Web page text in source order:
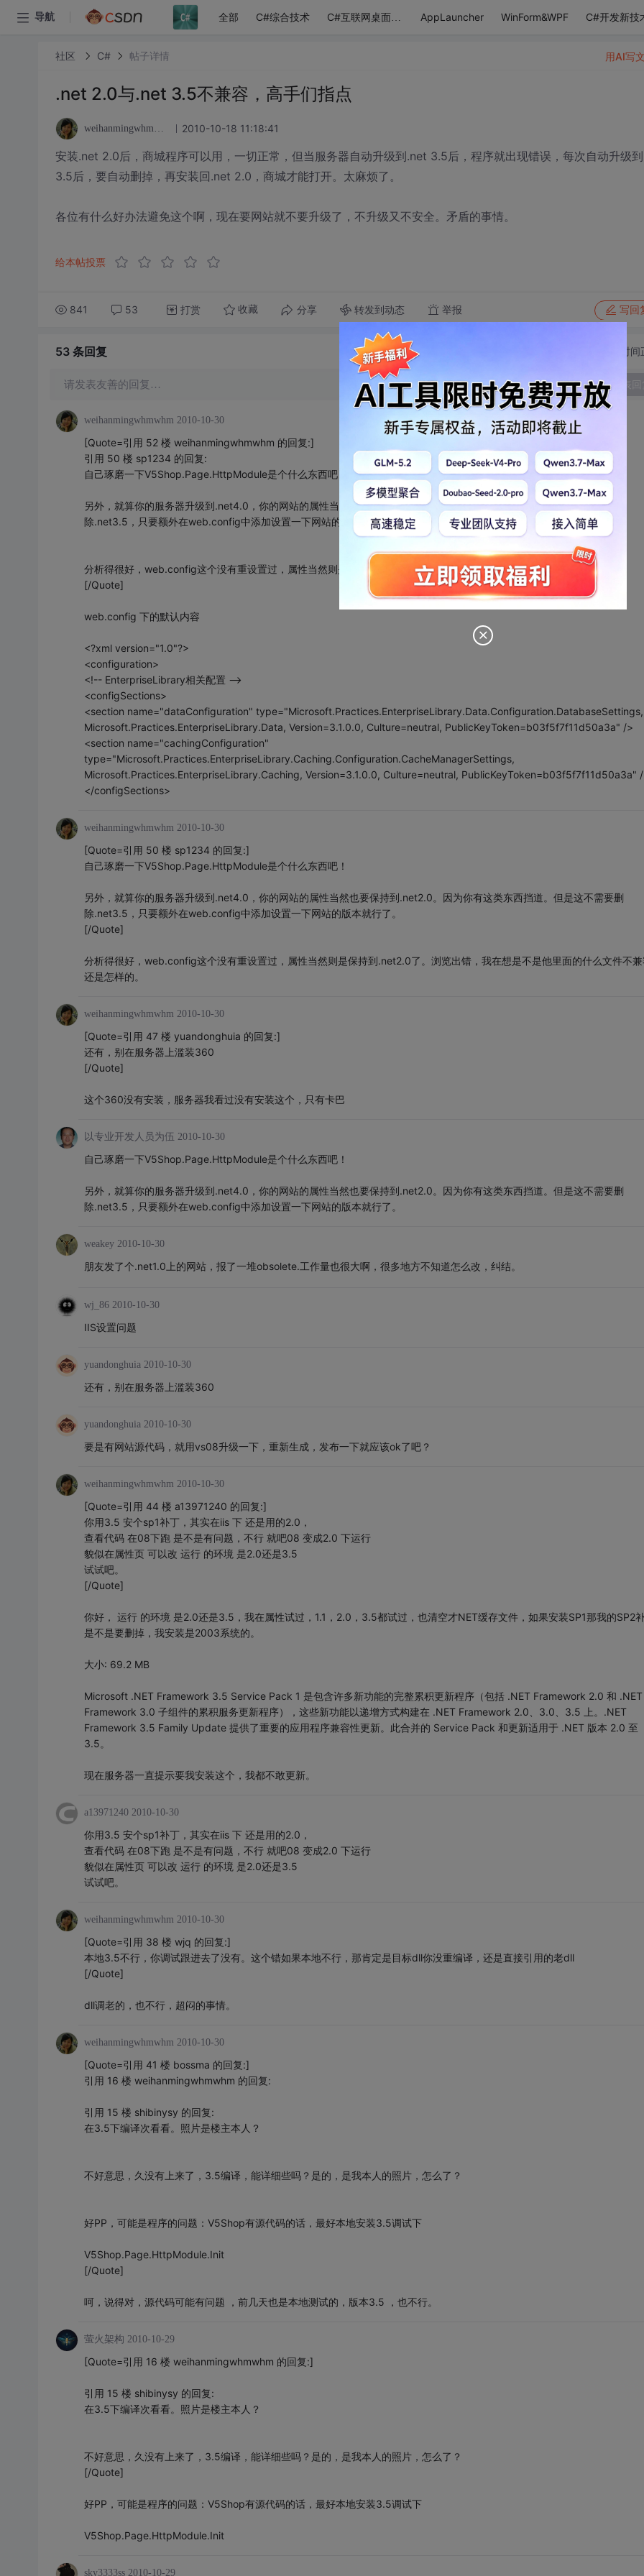
导航 全部 C#综合技术 C#互联网桌面应用 AppLauncher WinForm&WPF C#开发新技
社区 C# 帖子详情
.net 2.0与.net 3.5不兼容，高手们指点
weihanmingwhmwhm 2010-10-18 11:18:41
安装.net 2.0后，商城程序可以用，一切正常，但当服务器自动升级到.net 3.5后，程序就出现错误，每次自动升级
3.5后，要自动删掉，再安装回.net 2.0，商城才能打开。太麻烦了。
各位有什么好办法避免这个啊，现在要网站就不要升级了，不升级又不安全。矛盾的事情。
给本帖投票
841 53 打赏 收藏 分享 转发到动态 举报 写回
用AI写
53 条回复 切换为时间
请发表友善的回复… 发表回
weihanmingwhmwhm 2010-10-30
[Quote=引用 52 楼 weihanmingwhmwhm 的回复:]
引用 50 楼 sp1234 的回复:
自己琢磨一下V5Shop.Page.HttpModule是个什么东西吧！
另外，就算你的服务器升级到.net4.0，你的网站的属性当然也要保持到.net2.0。因为你有这类东西挡道。但是这不需要删
除.net3.5，只要额外在web.config中添加设置一下网站的版本就行了。
分析得很好，web.config这个没有重设置过，属性当然则是保……
[/Quote]
web.config 下的默认内容
<?xml version="1.0"?>
<configuration>
<!-- EnterpriseLibrary相关配置 -->
<configSections>
<section name="dataConfiguration" type="Microsoft.Practices.EnterpriseLibrary.Data.Configuration.DatabaseSettings,
Microsoft.Practices.EnterpriseLibrary.Data, Version=3.1.0.0, Culture=neutral, PublicKeyToken=b03f5f7f11d50a3a" />
<section name="cachingConfiguration"
type="Microsoft.Practices.EnterpriseLibrary.Caching.Configuration.CacheManagerSettings,
Microsoft.Practices.EnterpriseLibrary.Caching, Version=3.1.0.0, Culture=neutral, PublicKeyToken=b03f5f7f11d50a3a"
</configSections>
weihanmingwhmwhm 2010-10-30
[Quote=引用 50 楼 sp1234 的回复:]
自己琢磨一下V5Shop.Page.HttpModule是个什么东西吧！
另外，就算你的服务器升级到.net4.0，你的网站的属性当然也要保持到.net2.0。因为你有这类东西挡道。但是这不需要删
除.net3.5，只要额外在web.config中添加设置一下网站的版本就行了。
[/Quote]
分析得很好，web.config这个没有重设置过，属性当然则是保持到.net2.0了。浏览出错，我在想是不是他里面的什么文件不
还是怎样的。
weihanmingwhmwhm 2010-10-30
[Quote=引用 47 楼 yuandonghuia 的回复:]
还有，别在服务器上滥装360
[/Quote]
这个360没有安装，服务器我看过没有安装这个，只有卡巴
以专业开发人员为伍 2010-10-30
自己琢磨一下V5Shop.Page.HttpModule是个什么东西吧！
另外，就算你的服务器升级到.net4.0，你的网站的属性当然也要保持到.net2.0。因为你有这类东西挡道。但是这不需要删
除.net3.5，只要额外在web.config中添加设置一下网站的版本就行了。
weakey 2010-10-30
朋友发了个.net1.0上的网站，报了一堆obsolete.工作量也很大啊，很多地方不知道怎么改，纠结。
wj_86 2010-10-30
IIS设置问题
yuandonghuia 2010-10-30
还有，别在服务器上滥装360
yuandonghuia 2010-10-30
要是有网站源代码，就用vs08升级一下，重新生成，发布一下就应该ok了吧？
weihanmingwhmwhm 2010-10-30
[Quote=引用 44 楼 a13971240 的回复:]
你用3.5 安个sp1补丁，其实在iis 下 还是用的2.0，
查看代码 在08下跑 是不是有问题，不行 就吧08 变成2.0 下运行
貌似在属性页 可以改 运行 的环境 是2.0还是3.5
试试吧。
[/Quote]
你好， 运行 的环境 是2.0还是3.5，我在属性试过，1.1，2.0，3.5都试过，也清空才NET缓存文件，如果安装SP1那我的SP2
是不是要删掉，我安装是2003系统的。
大小: 69.2 MB
Microsoft .NET Framework 3.5 Service Pack 1 是包含许多新功能的完整累积更新程序（包括 .NET Framework 2.0 和 .NET
Framework 3.0 子组件的累积服务更新程序），这些新功能以递增方式构建在 .NET Framework 2.0、3.0、3.5 上。.NET
Framework 3.5 Family Update 提供了重要的应用程序兼容性更新。此合并的 Service Pack 和更新适用于 .NET 版本 2.0 至
3.5。
现在服务器一直提示要我安装这个，我都不敢更新。
a13971240 2010-10-30
你用3.5 安个sp1补丁，其实在iis 下 还是用的2.0，
查看代码 在08下跑 是不是有问题，不行 就吧08 变成2.0 下运行
貌似在属性页 可以改 运行 的环境 是2.0还是3.5
试试吧。
weihanmingwhmwhm 2010-10-30
[Quote=引用 38 楼 wjq 的回复:]
本地3.5不行，你调试跟进去了没有。这个错如果本地不行，那肯定是目标dll你没重编译，还是直接引用的老dll
[/Quote]
dll调老的，也不行，超闷的事情。
weihanmingwhmwhm 2010-10-30
[Quote=引用 41 楼 bossma 的回复:]
引用 16 楼 weihanmingwhmwhm 的回复:
引用 15 楼 shibinysy 的回复:
在3.5下编译次看看。照片是楼主本人？
不好意思，久没有上来了，3.5编译，能详细些吗？是的，是我本人的照片，怎么了？
好PP，可能是程序的问题：V5Shop有源代码的话，最好本地安装3.5调试下
V5Shop.Page.HttpModule.Init
[/Quote]
呵，说得对，源代码可能有问题 ，前几天也是本地测试的，版本3.5 ，也不行。
萤火架构 2010-10-29
[Quote=引用 16 楼 weihanmingwhmwhm 的回复:]
引用 15 楼 shibinysy 的回复:
在3.5下编译次看看。照片是楼主本人？
不好意思，久没有上来了，3.5编译，能详细些吗？是的，是我本人的照片，怎么了？
[/Quote]
好PP，可能是程序的问题：V5Shop有源代码的话，最好本地安装3.5调试下
V5Shop.Page.HttpModule.Init
sky3333ss 2010-10-29